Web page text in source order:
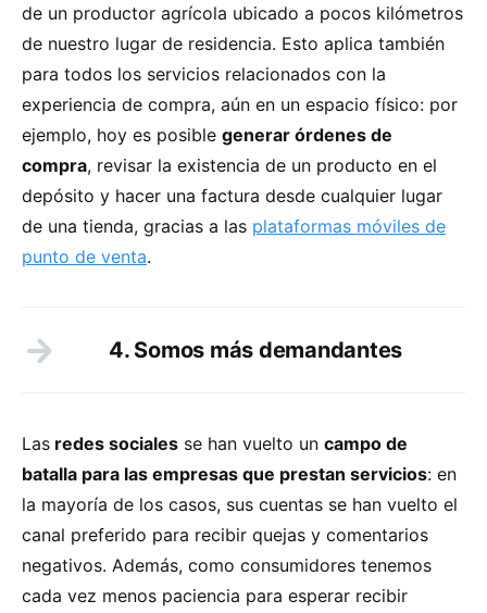
de un productor agrícola ubicado a pocos kilómetros
de nuestro lugar de residencia. Esto aplica también
para todos los servicios relacionados con la
experiencia de compra, aún en un espacio físico: por
ejemplo, hoy es posible generar órdenes de
compra, revisar la existencia de un producto en el
depósito y hacer una factura desde cualquier lugar
de una tienda, gracias a las plataformas móviles de
punto de venta.
4. Somos más demandantes
Las redes sociales se han vuelto un campo de
batalla para las empresas que prestan servicios: en
la mayoría de los casos, sus cuentas se han vuelto el
canal preferido para recibir quejas y comentarios
negativos. Además, como consumidores tenemos
cada vez menos paciencia para esperar recibir